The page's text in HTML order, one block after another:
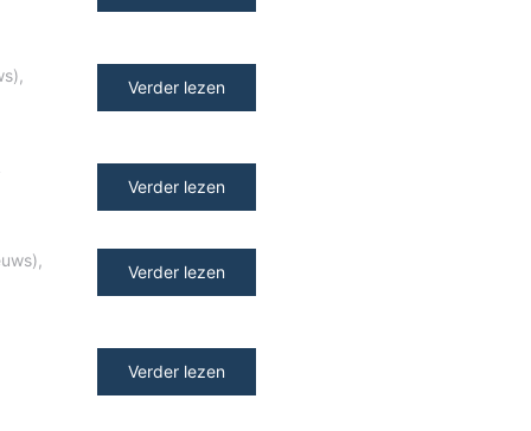
,
Verder lezen
Verder lezen
,
Verder lezen
Verder lezen